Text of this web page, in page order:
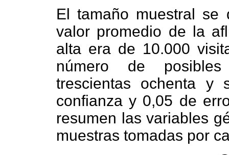
El tamaño muestral se
valor promedio de la
alta era de 10.000
número de
trescientas ochenta y
confianza y 0,05 de
resumen las variables
muestras tomadas por